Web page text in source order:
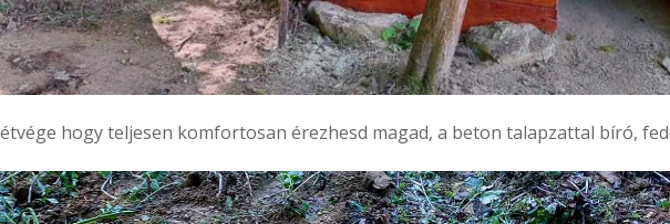
hogy teljesen komfortosan érezhesd magad, a beton talapzattal bíró,